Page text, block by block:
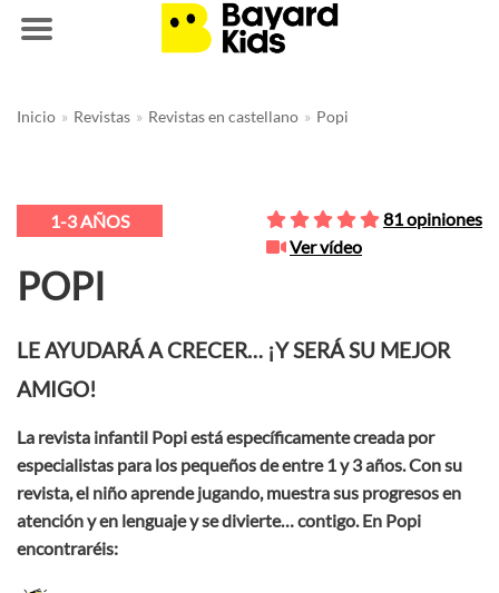
Saltar
Inicio » Revistas » Revistas en castellano » Popi
1-3 AÑOS
POPI
81 opiniones
Ver vídeo
LE AYUDARÁ A CRECER… ¡Y SERÁ SU MEJOR
AMIGO!
La revista infantil Popi está específicamente creada por
especialistas para los pequeños de entre 1 y 3 años. Con su
revista, el niño aprende jugando, muestra sus progresos en
atención y en lenguaje y se divierte… contigo. En Popi
encontraréis: